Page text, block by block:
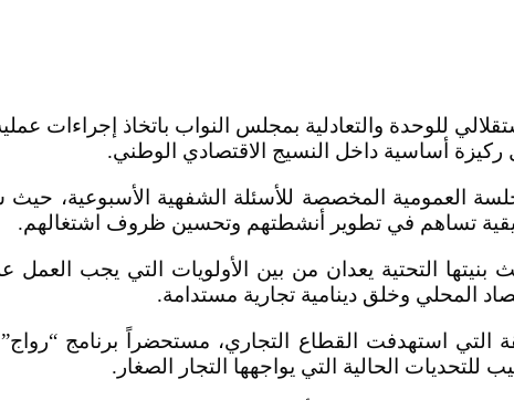
للوحدة والتعادلية بمجلس النواب باتخاذ إجراءات
أساسية داخل النسيج الاقتصادي الوطني.
المخصصة للأسئلة الشفهية الأسبوعية، حيث
تساهم في تطوير أنشطتهم وتحسين ظروف اشتغالهم.
بنيتها التحتية يعدان من بين الأولويات التي يجب
المحلي وخلق دينامية تجارية مستدامة.
التي استهدفت القطاع التجاري، مستحضراً برنامج
للتحديات الحالية التي يواجهها التجار الصغار.